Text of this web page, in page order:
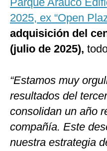
2025, ex “Open
adquisición del
(julio de 2025),
“Estamos muy
resultados del
consolidan un año
compañía. Este
nuestra estrategia